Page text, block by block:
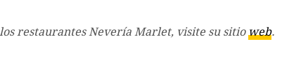
restaurantes Nevería Marlet, visite su sitioweb.